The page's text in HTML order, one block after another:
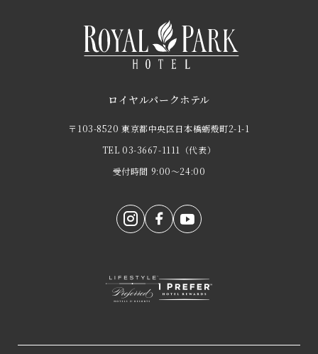
ロイヤルパークホテル
〒103-8520 東京都中央区日本橋蛎殻町2-1-1
TEL 03-3667-1111
（代表）
受付時間 9:00～24:00